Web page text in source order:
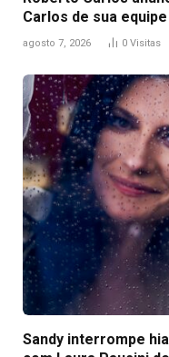
Carlos de sua
agosto 7, 2026 0 Visitas
Sandy interrompe